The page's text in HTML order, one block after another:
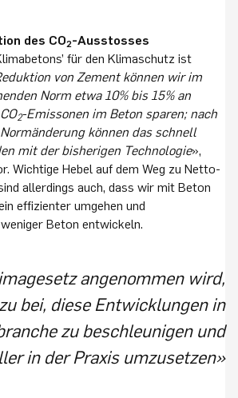
des CO2-Ausstosses
für den Klimaschutz ist
von Zement können wir im
Norm etwa 10% bis 15% an
2-Emissonen im Beton sparen; nach
können das schnell
mit der bisherigen Technologie»,
Wichtige Hebel auf dem Weg zu Netto-
allerdings auch, dass wir mit Beton
effizienter umgehen und
Beton entwickeln.
angenommen wird,
bei, diese Entwicklungen in
zu beschleunigen und
in der Praxis umzusetzen»